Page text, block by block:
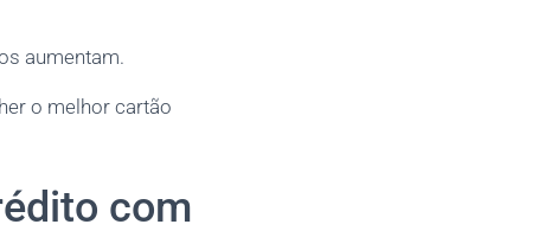
aumentam.
o melhor cartão
com